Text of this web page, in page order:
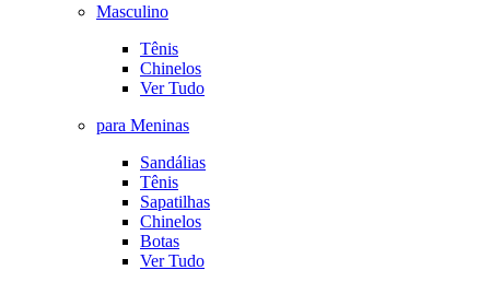
Masculino
Tênis
Chinelos
Ver Tudo
para Meninas
Sandálias
Tênis
Sapatilhas
Chinelos
Botas
Ver Tudo